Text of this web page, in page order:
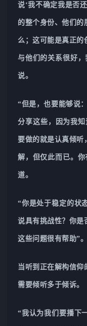
说‘我不确定我是否
的整个身份、他们的
么；这可能是真正的
与他们的关系很好
说。
“但是，也要能够说
分享这些，因为我
要做的就是认真倾听
解，但仅此而已。
道。
“你是处于稳定的状
说具有挑战性？你是
这些问题很有帮助”。
当听到正在解构信
需要倾听多于倾诉。
“我认为我们要播下